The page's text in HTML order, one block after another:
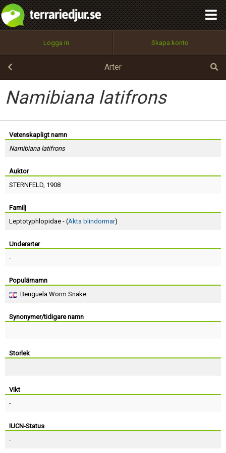
Logga in Skapa konto
Arter
Namibiana latifrons
Vetenskapligt namn
Namibiana latifrons
Auktor
STERNFELD, 1908
Familj
Leptotyphlopidae - (Äkta blindormar)
Underarter
-
Populärnamn
Benguela Worm Snake
Synonymer/tidigare namn
Storlek
Vikt
-
IUCN-Status
-
Utför
100%
OK
integritetspolicy
Namn:
Epost:
Lösenord:
Terms of Service
Skapa konto
Begär nytt lösenord
Tillbaka till förstasidan